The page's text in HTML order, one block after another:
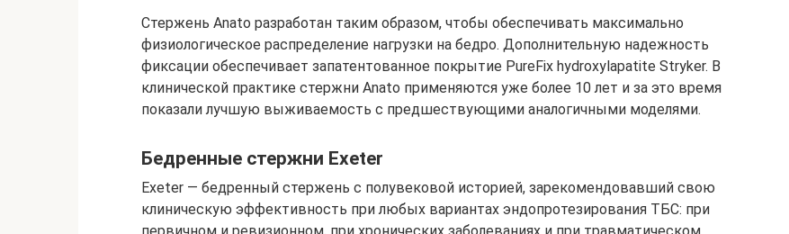
Стержень Anato разработан таким образом, чтобы обеспечивать максимально
физиологическое распределение нагрузки на бедро. Дополнительную надежность
фиксации обеспечивает запатентованное покрытие PureFix hydroxylapatite Stryker. В
клинической практике стержни Anato применяются уже более 10 лет и за это время
показали лучшую выживаемость с предшествующими аналогичными моделями.
Бедренные стержни Exeter
Exeter — бедренный стержень с полувековой историей, зарекомендовавший свою
клиническую эффективность при любых вариантах эндопротезирования ТБС: при